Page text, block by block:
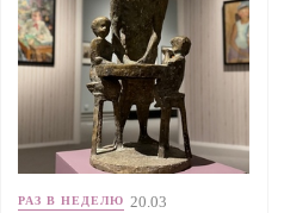
РАЗ В НЕДЕЛЮ 20.03